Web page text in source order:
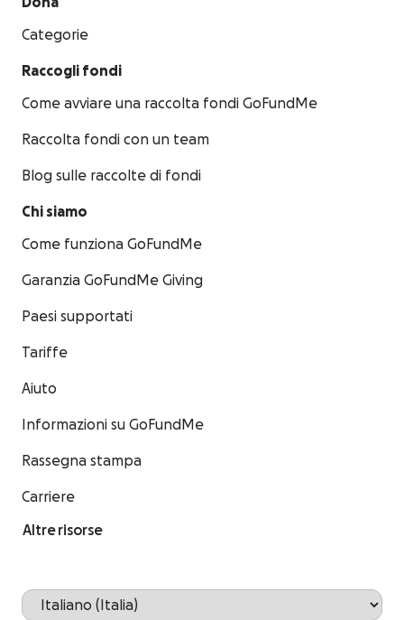
Categorie
Raccogli fondi
Come avviare una raccolta fondi GoFundMe
Raccolta fondi con un team
Blog sulle raccolte di fondi
Chi siamo
Come funziona GoFundMe
Garanzia GoFundMe Giving
Paesi supportati
Tariffe
Aiuto
Informazioni su GoFundMe
Rassegna stampa
Carriere
Altre risorse